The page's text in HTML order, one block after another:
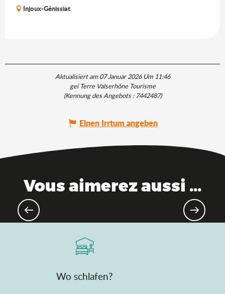
Injoux-Génissiat
Aktualisiert am 07 Januar 2026 Um 11:46
gei Terre Valserhône Tourisme
(Kennung des Angebots :7442487)
Einen Irrtum angeben
Vous aimerez aussi ...
Wo schlafen?